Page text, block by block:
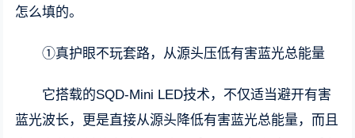
怎么填的。
①真护眼不玩套路，从源头压低有害蓝光总能量
它搭载的SQD-Mini LED技术，不仅适当避开有害
蓝光波长，更是直接从源头降低有害蓝光总能量，而且